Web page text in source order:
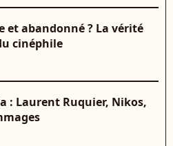
et abandonné ? La vérité
cinéphile
: Laurent Ruquier, Nikos,